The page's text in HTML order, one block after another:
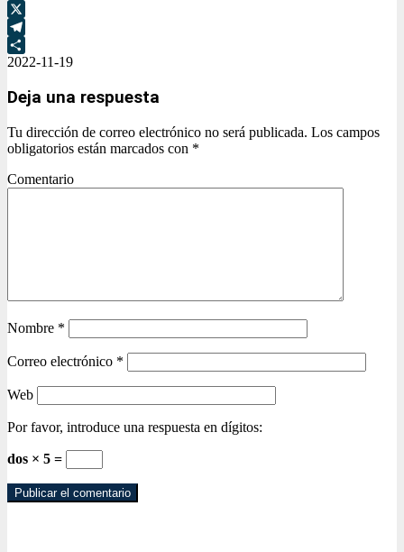
Facebook
X
Telegram
Compartir
2022-11-19
Deja una respuesta
Tu dirección de correo electrónico no será publicada. Los campos
obligatorios están marcados con *
Comentario
Nombre *
Correo electrónico *
Web
Por favor, introduce una respuesta en dígitos:
dos × 5 =